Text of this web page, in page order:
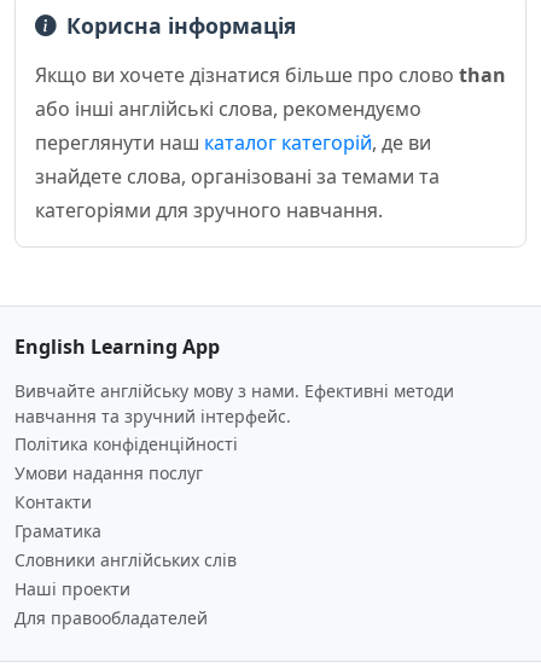
Корисна інформація
Якщо ви хочете дізнатися більше про слово than
або інші англійські слова, рекомендуємо
переглянути наш каталог категорій, де ви
знайдете слова, організовані за темами та
категоріями для зручного навчання.
English Learning App
Вивчайте англійську мову з нами. Ефективні методи
навчання та зручний інтерфейс.
Політика конфіденційності
Умови надання послуг
Контакти
Граматика
Словники англійських слів
Наші проекти
Для правообладателей